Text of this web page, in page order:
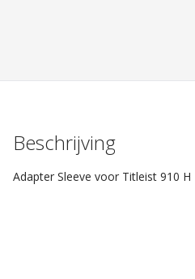
Beschrijving
Adapter Sleeve voor Titleist 910